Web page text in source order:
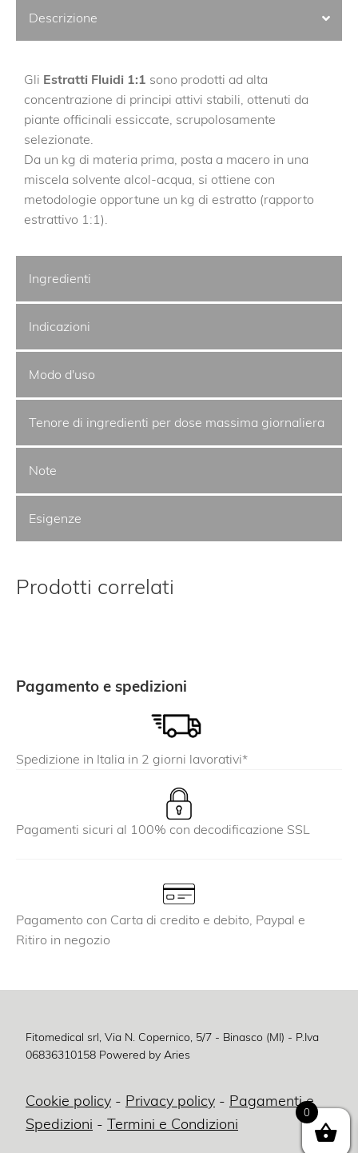
Descrizione
Gli Estratti Fluidi 1:1 sono prodotti ad alta
concentrazione di principi attivi stabili, ottenuti da
piante officinali essiccate, scrupolosamente
selezionate.
Da un kg di materia prima, posta a macero in una
miscela solvente alcol-acqua, si ottiene con
metodologie opportune un kg di estratto (rapporto
estrattivo 1:1).
Ingredienti
Indicazioni
Modo d'uso
Tenore di ingredienti per dose massima giornaliera
Note
Esigenze
Prodotti correlati
Pagamento e spedizioni
Spedizione in Italia in 2 giorni lavorativi*
Pagamenti sicuri al 100% con decodificazione SSL
Pagamento con Carta di credito e debito, Paypal e
Ritiro in negozio
Fitomedical srl, Via N. Copernico, 5/7 - Binasco (MI) - P.Iva
06836310158 Powered by Aries
Cookie policy - Privacy policy - Pagamenti e
Spedizioni - Termini e Condizioni
0